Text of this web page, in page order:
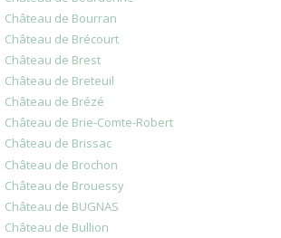
Château de Bourran
Château de Brécourt
Château de Brest
Château de Breteuil
Château de Brézé
Château de Brie-Comte-Robert
Château de Brissac
Château de Brochon
Château de Brouessy
Château de BUGNAS
Château de Bullion